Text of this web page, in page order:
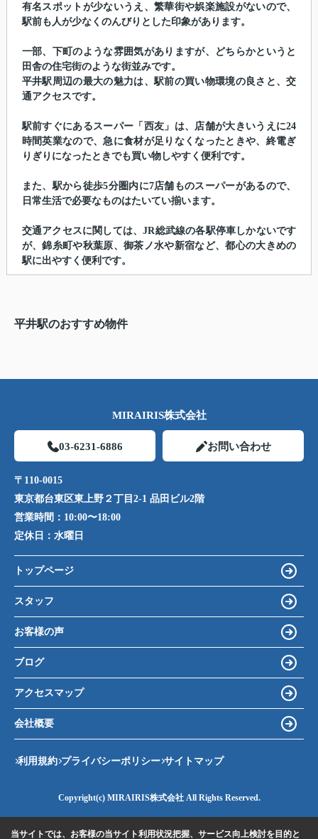
有名スポットが少ないうえ、繁華街や娯楽施設がないので、
駅前も人が少なくのんびりとした印象があります。
一部、下町のような雰囲気がありますが、どちらかというと
田舎の住宅街のような街並みです。
平井駅周辺の最大の魅力は、駅前の買い物環境の良さと、交
通アクセスです。
駅前すぐにあるスーパー「西友」は、店舗が大きいうえに24
時間英業なので、急に食材が足りなくなったときや、終電ぎ
りぎりになったときでも買い物しやすく便利です。
また、駅から徒歩5分圏内に7店舗ものスーパーがあるので、
日常生活で必要なものはたいてい揃います。
交通アクセスに関しては、JR総武線の各駅停車しかないです
が、錦糸町や秋葉原、御茶ノ水や新宿など、都心の大きめの
駅に出やすく便利です。
平井駅のおすすめ物件
MIRAIRIS株式会社
03-6231-6886 お問い合わせ
〒110-0015
東京都台東区東上野２丁目2-1 品田ビル2階
営業時間： 10:00〜18:00
定休日： 水曜日
トップページ
スタッフ
お客様の声
ブログ
アクセスマップ
会社概要
利用規約 プライバシーポリシー サイトマップ
Copyright(c) MIRAIRIS株式会社 All Rights Reserved.
当サイトでは、お客様の当サイト利用状況把握、サービス向上検討を目的と